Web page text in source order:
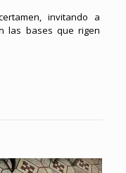
invitando a
las bases que rigen